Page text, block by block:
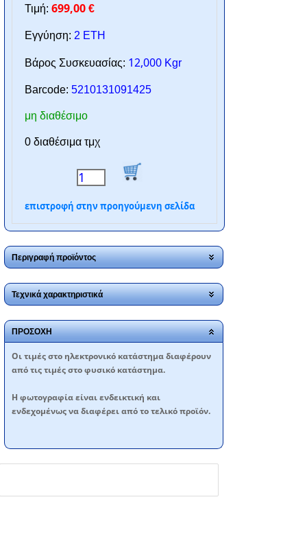
Τιμή: 699,00 €
Εγγύηση: 2 ΕΤΗ
Βάρος Συσκευασίας: 12,000 Kgr
Barcode: 5210131091425
μη διαθέσιμο
0 διαθέσιμα τμχ
επιστροφή στην προηγούμενη σελίδα
Περιγραφή προϊόντος
Τεχνικά χαρακτηριστικά
ΠΡΟΣΟΧΗ
Oι τιμές στο ηλεκτρονικό κατάστημα διαφέρουν
από τις τιμές στο φυσικό κατάστημα.
Η φωτογραφία είναι ενδεικτική και
ενδεχομένως να διαφέρει από το τελικό προϊόν.